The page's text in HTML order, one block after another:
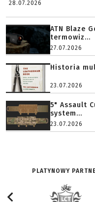
28.07.2026
ATN Blaze
termowiz...
27.07.2026
Historia
23.07.2026
5" Assault
system...
23.07.2026
PLATYNOWY